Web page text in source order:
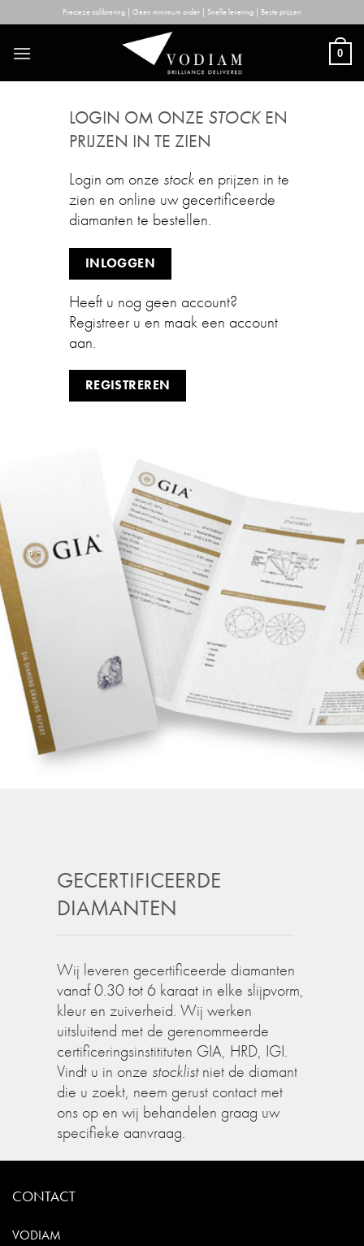
to
content
Precieze calibrering | Geen minimum order | Snelle levering | Beste prijzen
0
LOGIN OM ONZE STOCKEN
PRIJZEN IN TE ZIEN
Login om onze stock en prijzen in te
zien en online uw gecertificeerde
diamanten te bestellen.
INLOGGEN
Heeft u nog geen account?
Registreer u en maak een account
aan.
REGISTREREN
GECERTIFICEERDE
DIAMANTEN
Wij leveren gecertificeerde diamanten
vanaf 0.30 tot 6 karaat in elke slijpvorm,
kleur en zuiverheid. Wij werken
uitsluitend met de gerenommeerde
certificeringsinstitituten GIA, HRD, IGI.
Vindt u in onze stocklistniet de diamant
die u zoekt, neem gerust contact met
ons op en wij behandelen graag uw
specifieke aanvraag.
CONTACT
VODIAM